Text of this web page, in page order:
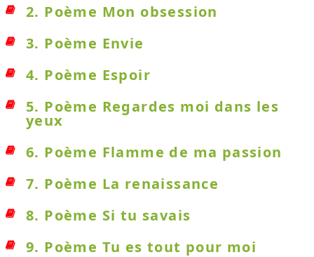
2. Poème Mon obsession
3. Poème Envie
4. Poème Espoir
5. Poème Regardes moi dans les
yeux
6. Poème Flamme de ma passion
7. Poème La renaissance
8. Poème Si tu savais
9. Poème Tu es tout pour moi